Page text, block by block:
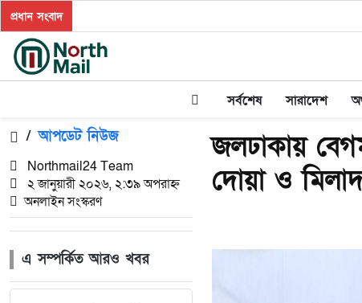
প্রধান সংবাদ
সর্বশেষ সারাদেশ
/ আপডেট নিউজ
Northmail24 Team
২ জানুয়ারী ২০২৬, ২:৩৯ অপরাহ্ন
অনলাইন সংস্করণ
এ সম্পর্কিত আরও খবর
জলঢাকায়
দোয়া ও